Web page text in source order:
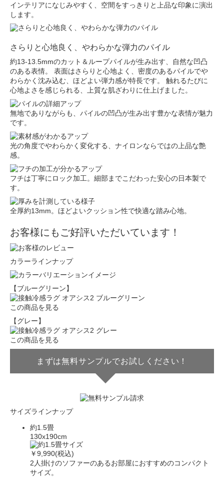
インテリアになじみやすく、空間をすっきりと上品な印象に演出
します。
さらりと心地良く、やわらかな弾力のパイル
約13-13.5mmのカット＆ループパイルが生み出す、自然な凹凸
のある表情。 表面はさらりと心地よく、密度のあるパイルでや
わらかく沈み込む、ほどよい弾力感が特長です。 触れるたびに
心地よさを感じられる、上質な肌ざわりに仕上げました。
無地でありながらも、パイルの凹凸が生み出す豊かな表情が魅力
です。
光の角度でやわらかく変化する、ナイロンならではの上品な艶
感。
フチは丁寧にロック加工。細部までこだわった安心の日本製で
す。
全厚約13mm。ほどよいクッション性で快適な踏み心地。
お客様にもご好評いただいています！
カラーラインナップ
【ブルーグリーン】
この商品を見る
【グレー】
この商品を見る
まずは無料サンプルでお試しください！
サイズラインナップ
約1.5畳
130x190cm
￥9,990(税込)
2人掛けのソファーのあるお部屋におすすめのコンパクト
サイズ。